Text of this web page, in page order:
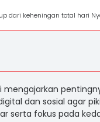
dari keheningan total hari
mengajarkan
dan sosial agar
serta fokus pada